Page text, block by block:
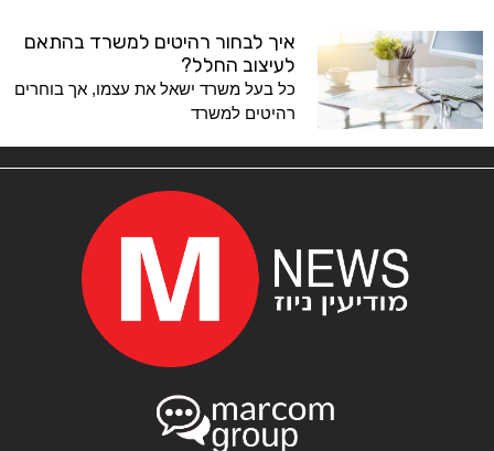
איך לבחור רהיטים למשרד בהתאם
לעיצוב החלל?
כל בעל משרד ישאל את עצמו, אך בוחרים
רהיטים למשרד